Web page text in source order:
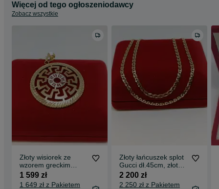
Więcej od tego ogłoszeniodawcy
Zobacz wszystkie
Złoty wisiorek ze
wzorem greckim
okrągły, złoto próby
585
1 599 zł
1 649 zł z Pakietem
Złoty łańcuszek splot
Gucci dł.45cm, złoto
próby 585
2 200 zł
2 250 zł z Pakietem